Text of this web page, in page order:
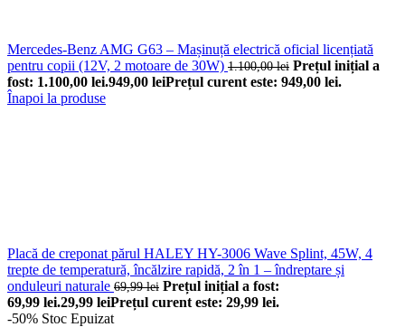
Mercedes-Benz AMG G63 – Mașinuță electrică oficial licențiată
pentru copii (12V, 2 motoare de 30W) 1.100,00lei Prețul inițial a
fost: 1.100,00 lei.949,00 leiPrețul curent este: 949,00 lei.
Înapoi la produse
Placă de creponat părul HALEY HY-3006 Wave Splint, 45W, 4
trepte de temperatură, încălzire rapidă, 2 în 1 – îndreptare și
onduleuri naturale 69,99lei Prețul inițial a fost:
69,99 lei.29,99 leiPrețul curent este: 29,99 lei.
-50% Stoc Epuizat